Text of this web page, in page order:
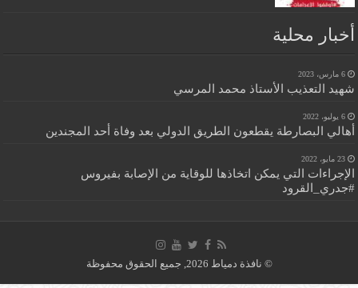
أخبار محلية
6 مارس، 2023
شهيد التعذيب الأستاذ محمد المرسي
6 يوليو، 2022
أهالي البصارطة يقطعون الطريق الدولي بعد وفاة أحد المجندين
23 مايو، 2022
الإجراءات التي يمكن اتخاذها للوقاية من الإصابة بفيروس
#جدري_القرود
© نافذة دمياط 2026, جميع الحقوق محفوظة